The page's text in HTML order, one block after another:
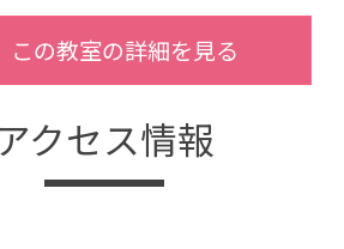
この教室の詳細を見る
クセス情報